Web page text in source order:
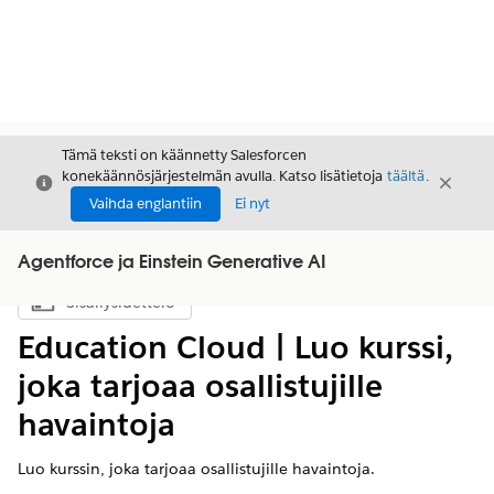
Sulje
Tämä teksti on käännetty Salesforcen
konekäännösjärjestelmän avulla. Katso lisätietoja täältä.
Vaihda englantiin
Ei nyt
Sulje
Agentforce ja Einstein Generative AI
Näytä sisällysluettelo
Sisällysluettelo
Education Cloud | Luo kurssi,
joka tarjoaa osallistujille
havaintoja
Luo kurssin, joka tarjoaa osallistujille havaintoja.